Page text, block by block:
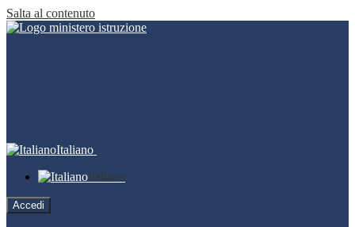
Salta al contenuto
Italiano
Italiano
Accedi